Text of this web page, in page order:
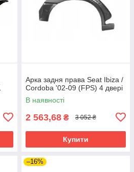
Арка задня права Seat Ibiza /
Cordoba '02-09 (FPS) 4 двері
В наявності
2 563,68 ₴ 3 052 ₴
Купити
–16%